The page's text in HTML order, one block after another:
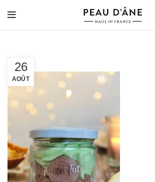
26
AOÛT